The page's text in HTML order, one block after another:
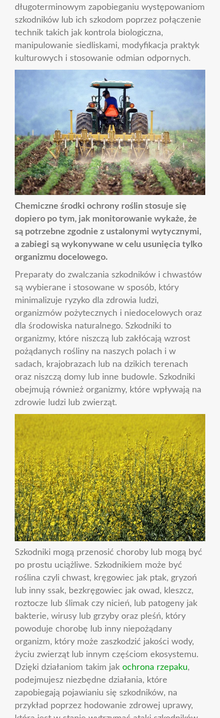
długoterminowym zapobieganiu występowaniom
szkodników lub ich szkodom poprzez połączenie
technik takich jak kontrola biologiczna,
manipulowanie siedliskami, modyfikacja praktyk
kulturowych i stosowanie odmian odpornych.
Chemiczne środki ochrony roślin stosuje się
dopiero po tym, jak monitorowanie wykaże, że
są potrzebne zgodnie z ustalonymi wytycznymi,
a zabiegi są wykonywane w celu usunięcia tylko
organizmu docelowego.
Preparaty do zwalczania szkodników i chwastów
są wybierane i stosowane w sposób, który
minimalizuje ryzyko dla zdrowia ludzi,
organizmów pożytecznych i niedocelowych oraz
dla środowiska naturalnego. Szkodniki to
organizmy, które niszczą lub zakłócają wzrost
pożądanych rośliny na naszych polach i w
sadach, krajobrazach lub na dzikich terenach
oraz niszczą domy lub inne budowle. Szkodniki
obejmują również organizmy, które wpływają na
zdrowie ludzi lub zwierząt.
Szkodniki mogą przenosić choroby lub mogą być
po prostu uciążliwe. Szkodnikiem może być
roślina czyli chwast, kręgowiec jak ptak, gryzoń
lub inny ssak, bezkręgowiec jak owad, kleszcz,
roztocze lub ślimak czy nicień, lub patogeny jak
bakterie, wirusy lub grzyby oraz pleśń, który
powoduje chorobę lub inny niepożądany
organizm, który może zaszkodzić jakości wody,
życiu zwierząt lub innym częściom ekosystemu.
Dzięki działaniom takim jak ochrona rzepaku,
podejmujesz niezbędne działania, które
zapobiegają pojawianiu się szkodników, na
przykład poprzez hodowanie zdrowej uprawy,